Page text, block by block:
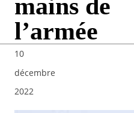
mains de
l’armée
10
décembre
2022